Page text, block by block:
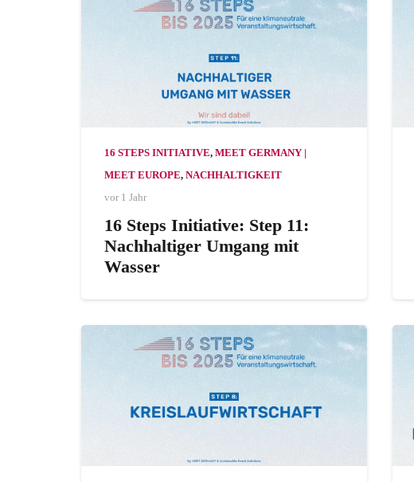
16 STEPS INITIATIVE, MEET GERMANY |
MEET EUROPE, NACHHALTIGKEIT
vor 1 Jahr
16 Steps Initiative: Step 11:
Nachhaltiger Umgang mit
Wasser